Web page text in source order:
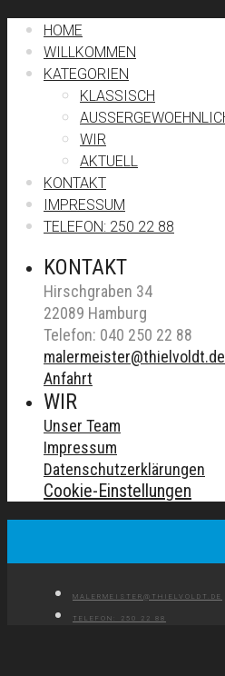
HOME
WILLKOMMEN
KATEGORIEN
KLASSISCH
AUSSERGEWOEHNLICH
WIR
AKTUELL
KONTAKT
IMPRESSUM
TELEFON: 250 22 88
KONTAKT
Hirschgraben 34
22089 Hamburg
Telefon: 040 250 22 88
malermeister@thielvoldt.de
Anfahrt
WIR
Unser Team
Impressum
Datenschutzerklärungen
Cookie-Einstellungen
MALERMEISTER@THIELVOLDT.DE
TELEFON: 250 22 88